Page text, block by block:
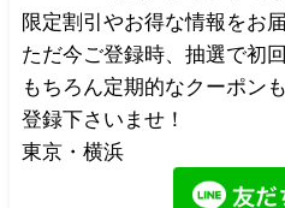
限定割引やお得な情報をお
ただ今ご登録時、抽選で初
もちろん定期的なクーポン
登録下さいませ！
東京・横浜